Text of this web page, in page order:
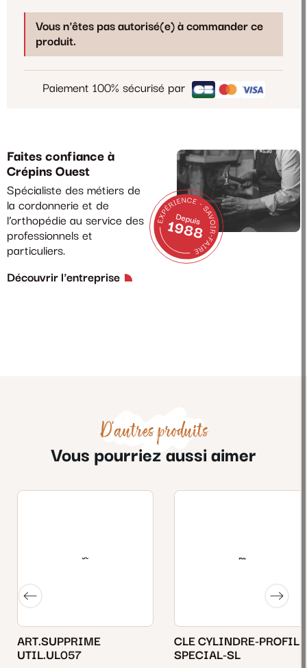
Vous n'êtes pas autorisé(e) à commander ce
produit.
Paiement 100% sécurisé par
Faites confiance à
Crépins Ouest
Spécialiste des métiers de
la cordonnerie et de
l’orthopédie au service des
professionnels et
particuliers.
Découvrir l'entreprise
D'autres produits
Vous pourriez aussi aimer
ART.SUPPRIME
UTIL.UL057
CLE CYLINDRE-PROFIL
SPECIAL-SL